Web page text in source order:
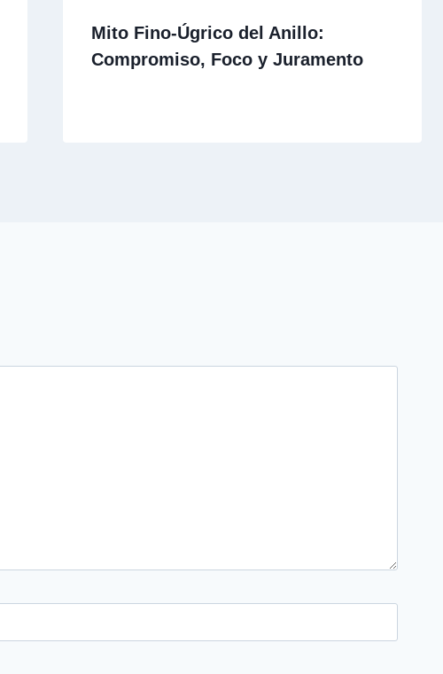
Mito Fino-Úgrico del Anillo:
Compromiso, Foco y Juramento